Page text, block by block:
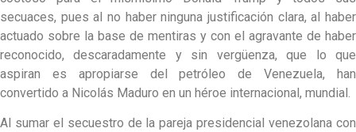
secuaces, pues al no haber ninguna justificación clara, al haber
actuado sobre la base de mentiras y con el agravante de haber
reconocido, descaradamente y sin vergüenza, que lo que
aspiran es apropiarse del petróleo de Venezuela, han
convertido a Nicolás Maduro en un héroe internacional, mundial.
Al sumar el secuestro de la pareja presidencial venezolana con